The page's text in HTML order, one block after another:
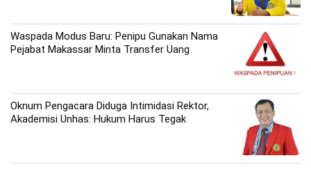
Waspada Modus Baru: Penipu Gunakan Nama
Pejabat Makassar Minta Transfer Uang
Oknum Pengacara Diduga Intimidasi Rektor,
Akademisi Unhas: Hukum Harus Tegak